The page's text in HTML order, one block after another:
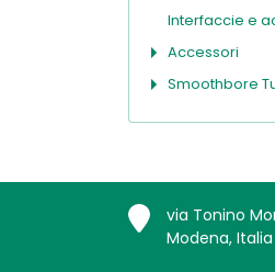
Interfaccie e
Accessori
Smoothbore
via Tonino
Modena, Italia